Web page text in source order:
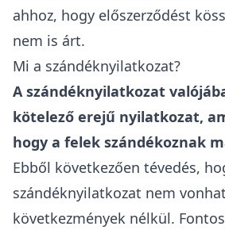
ahhoz, hogy előszerződést
nem is árt.
Mi a szándéknyilatkozat?
Aszándéknyilatkozat
kötelező erejű nyilatkozat,
hogy a felek szándékoznak
Ebből következően tévedés,
szándéknyilatkozat nem
következmények nélkül.